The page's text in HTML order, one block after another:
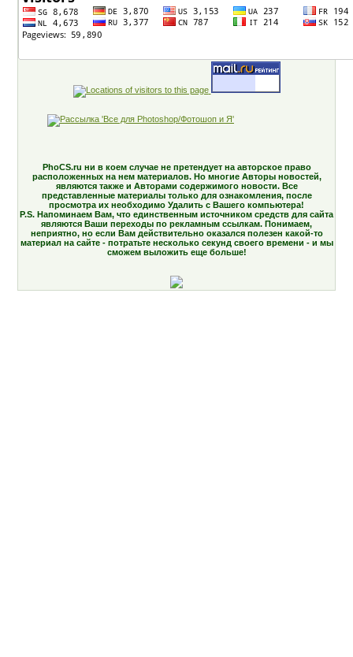
PhoCS.ru ни в коем случае не претендует на авторское право
расположенных на нем материалов. Но многие Авторы новостей,
являются также и Авторами содержимого новости. Все
представленные материалы только для ознакомления, после
просмотра их необходимо Удалить с Вашего компьютера!
P.S. Напоминаем Вам, что единственным источником средств для сайта
являются Ваши переходы по рекламным ссылкам. Понимаем,
неприятно, но если Вам действительно оказался полезен какой-то
материал на сайте - потратьте несколько секунд своего времени - и мы
сможем выложить еще больше!